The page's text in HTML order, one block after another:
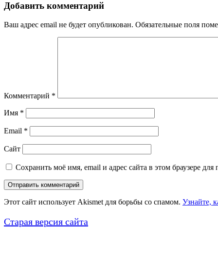
Добавить комментарий
Ваш адрес email не будет опубликован. Обязательные поля
Комментарий *
Имя *
Email *
Сайт
Сохранить моё имя, email и адрес сайта в этом браузере
Этот сайт использует Akismet для борьбы со спамом. Узнайте,
Старая версия сайта